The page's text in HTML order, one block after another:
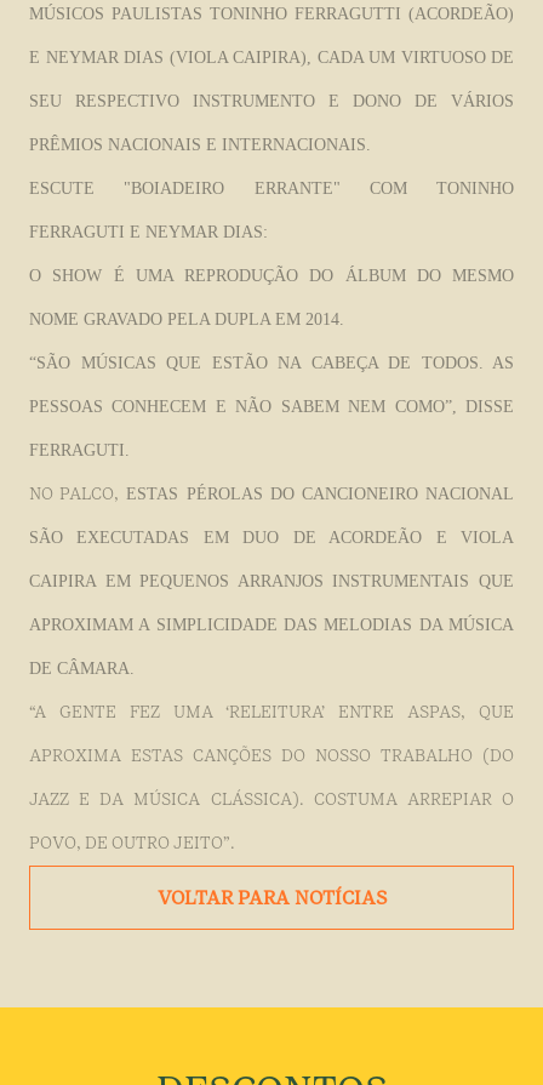
MÚSICOS PAULISTAS TONINHO FERRAGUTTI (ACORDEÃO)
E NEYMAR DIAS (VIOLA CAIPIRA), CADA UM VIRTUOSO DE
SEU RESPECTIVO INSTRUMENTO E DONO DE VÁRIOS
PRÊMIOS NACIONAIS E INTERNACIONAIS.
ESCUTE "BOIADEIRO ERRANTE" COM TONINHO
FERRAGUTI E NEYMAR DIAS:
O SHOW É UMA REPRODUÇÃO DO ÁLBUM DO MESMO
NOME GRAVADO PELA DUPLA EM 2014.
“SÃO MÚSICAS QUE ESTÃO NA CABEÇA DE TODOS. AS
PESSOAS CONHECEM E NÃO SABEM NEM COMO”, DISSE
FERRAGUTI.
NO PALCO, ESTAS PÉROLAS DO CANCIONEIRO NACIONAL
SÃO EXECUTADAS EM DUO DE ACORDEÃO E VIOLA
CAIPIRA EM PEQUENOS ARRANJOS INSTRUMENTAIS QUE
APROXIMAM A SIMPLICIDADE DAS MELODIAS DA MÚSICA
DE CÂMARA.
“A GENTE FEZ UMA ‘RELEITURA’ ENTRE ASPAS, QUE
APROXIMA ESTAS CANÇÕES DO NOSSO TRABALHO (DO
JAZZ E DA MÚSICA CLÁSSICA). COSTUMA ARREPIAR O
POVO, DE OUTRO JEITO”.
VOLTAR PARA NOTÍCIAS